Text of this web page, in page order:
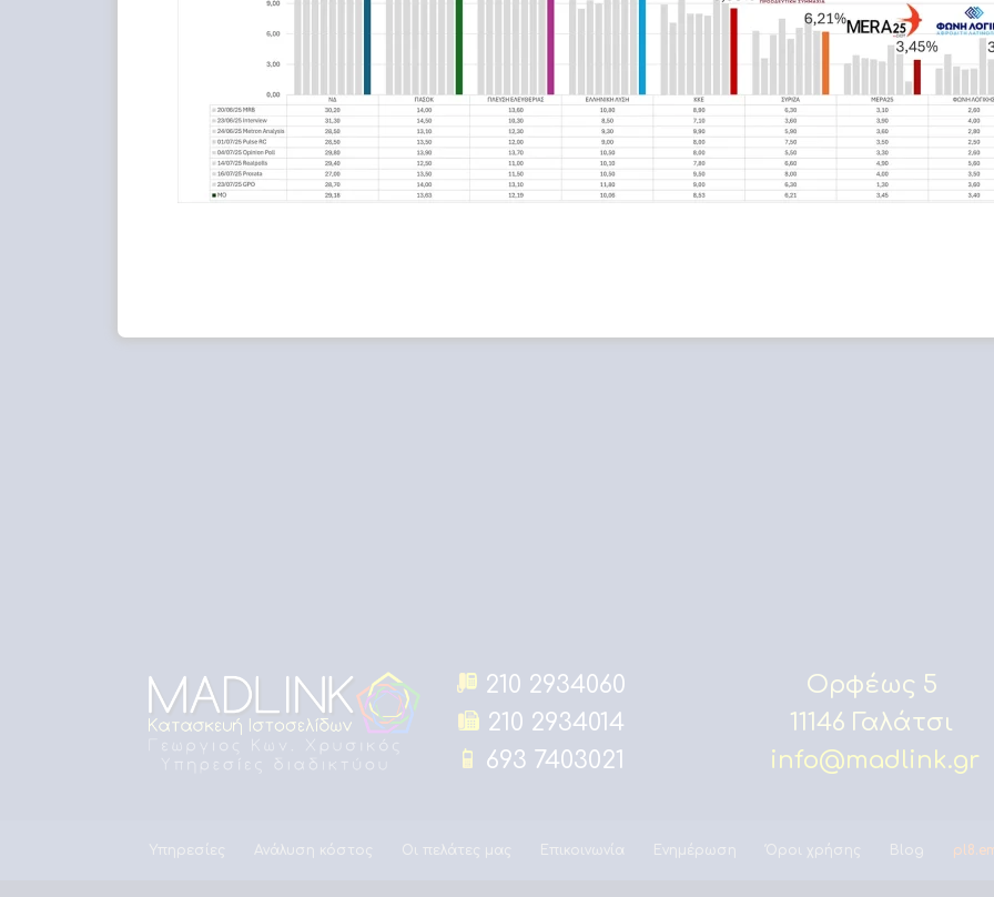
210 2934060
210 2934014
693 7403021
Ορφέως 5
11146 Γαλάτσι
info@madlink.gr
Υπηρεσίες Ανάλυση κόστος Οι πελάτες μας Επικοινωνία Ενημέρωση Όροι χρήσης Blog